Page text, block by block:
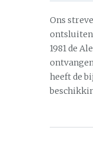
Ons
ontsluiten
1981 de
heeft de